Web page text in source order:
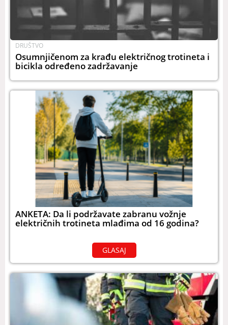
DRUŠTVO
Osumnjičenom za krađu električnog trotineta i
bicikla određeno zadržavanje
ANKETA: Da li podržavate zabranu vožnje
električnih trotineta mlađima od 16 godina?
GLASAJ